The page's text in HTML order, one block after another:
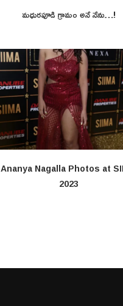
మధురపూడి గ్రామం అనే నేను…!
Ananya Nagalla Photos at
2023